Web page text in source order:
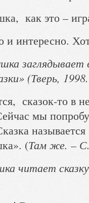
как это –
и интересно.
заглядывает
(Тверь,
сказок-то в
мы
(Там же. –
читает